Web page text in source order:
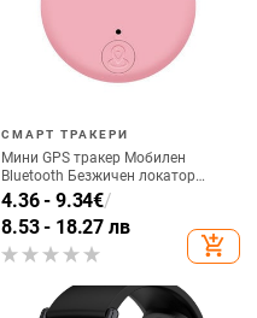
СМАРТ ТРАКЕРИ
Мини GPS тракер Мобилен
Bluetooth Безжичен локатор
Търсачка за проследяване на
ключове за домашни любимци
Детска чанта Портфейл Висяща
висулка Електронен локатор
4.36 - 9.34€/
8.53 - 18.27 лв
add_shopping_cart